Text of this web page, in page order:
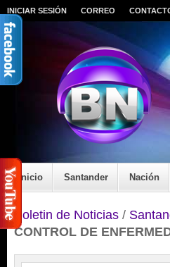
INICIAR SESIÓN CORREO
Inicio Santander Nación
Boletin de Noticias /
CONTROL DE